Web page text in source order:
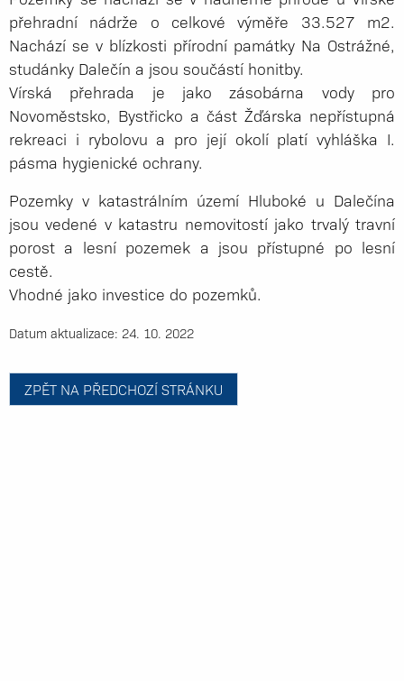
přehradní nádrže o celkové výměře 33.527 m2.
Nachází se v blízkosti přírodní památky Na Ostrážné,
studánky Dalečín a jsou součástí honitby.
Vírská přehrada je jako zásobárna vody pro
Novoměstsko, Bystřicko a část Žďárska nepřístupná
rekreaci i rybolovu a pro její okolí platí vyhláška I.
pásma hygienické ochrany.
Pozemky v katastrálním území Hluboké u Dalečína
jsou vedené v katastru nemovitostí jako trvalý travní
porost a lesní pozemek a jsou přístupné po lesní
cestě.
Vhodné jako investice do pozemků.
Datum aktualizace: 24. 10. 2022
ZPĚT NA PŘEDCHOZÍ STRÁNKU